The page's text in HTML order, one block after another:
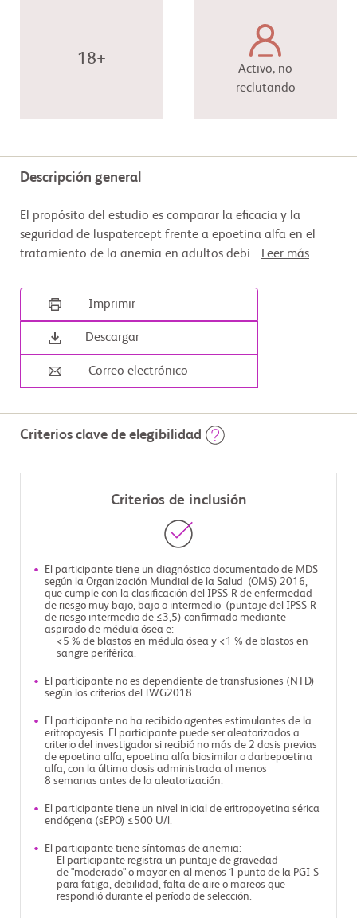
18+
Activo, no
reclutando
Descripción general
El propósito del estudio es comparar la eficacia y la
seguridad de luspatercept frente a epoetina alfa en el
tratamiento de la anemia en adultos debi... Leer más
Imprimir
Descargar
Correo electrónico
Criterios clave de elegibilidad
Criterios de inclusión
El participante tiene un diagnóstico documentado de MDS
según la Organización Mundial de la Salud (OMS) 2016,
que cumple con la clasificación del IPSS-R de enfermedad
de riesgo muy bajo, bajo o intermedio (puntaje del IPSS-R
de riesgo intermedio de ≤3,5) confirmado mediante
aspirado de médula ósea e:
<5 % de blastos en médula ósea y <1 % de blastos en
sangre periférica.
El participante no es dependiente de transfusiones (NTD)
según los criterios del IWG2018.
El participante no ha recibido agentes estimulantes de la
eritropoyesis. El participante puede ser aleatorizados a
criterio del investigador si recibió no más de 2 dosis previas
de epoetina alfa, epoetina alfa biosimilar o darbepoetina
alfa, con la última dosis administrada al menos
8 semanas antes de la aleatorización.
El participante tiene un nivel inicial de eritropoyetina sérica
endógena (sEPO) ≤500 U/l.
El participante tiene síntomas de anemia:
El participante registra un puntaje de gravedad
de "moderado" o mayor en al menos 1 punto de la PGI-S
para fatiga, debilidad, falta de aire o mareos que
respondió durante el período de selección.